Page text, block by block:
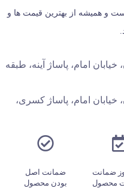
و همیشه از بهترین قیمت‌ ها و
خیابان امام، پاساژ آینه، طبقه
خیابان امام، پاساژ کسری،
ضمانت
محصول
ضمانت اصل
بودن محصول